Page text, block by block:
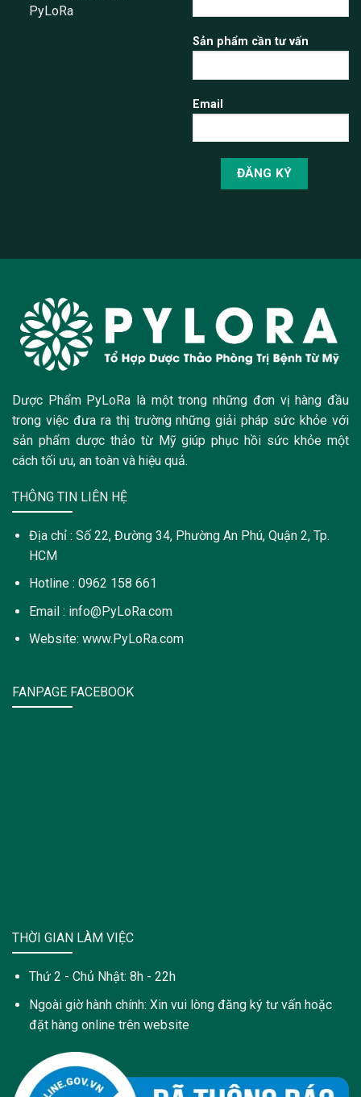
PyLoRa
Sản phẩm cần tư vấn
Email
Dược Phẩm PyLoRa là một trong những đơn vị hàng đầu
trong việc đưa ra thị trường những giải pháp sức khỏe với
sản phẩm dược thảo từ Mỹ giúp phục hồi sức khỏe một
cách tối ưu, an toàn và hiệu quả.
THÔNG TIN LIÊN HỆ
Địa chỉ : Số 22, Đường 34, Phường An Phú, Quận 2, Tp.
HCM
Hotline : 0962 158 661
Email : info@PyLoRa.com
Website: www.PyLoRa.com
FANPAGE FACEBOOK
THỜI GIAN LÀM VIỆC
Thứ 2 - Chủ Nhật: 8h - 22h
Ngoài giờ hành chính: Xin vui lòng đăng ký tư vấn hoặc
đặt hàng online trên website